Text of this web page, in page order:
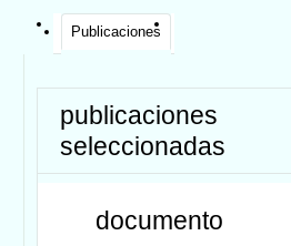
Publicaciones
publicaciones
seleccionadas
documento